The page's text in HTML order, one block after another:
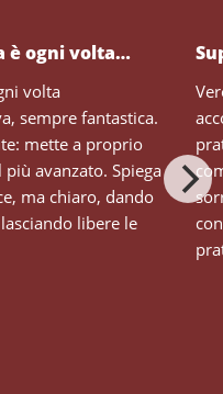
è ogni volta…
volta
sempre fantastica.
mette a proprio
avanzato. Spiega
ma chiaro, dando
libere le